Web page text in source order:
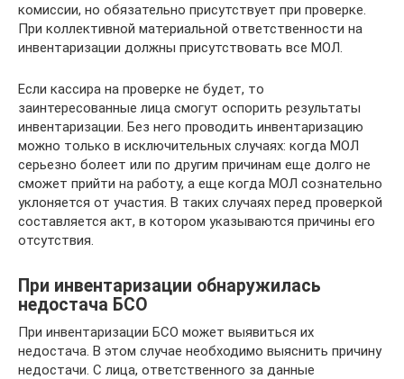
комиссии, но обязательно присутствует при проверке.
При коллективной материальной ответственности на
инвентаризации должны присутствовать все МОЛ.
Если кассира на проверке не будет, то
заинтересованные лица смогут оспорить результаты
инвентаризации. Без него проводить инвентаризацию
можно только в исключительных случаях: когда МОЛ
серьезно болеет или по другим причинам еще долго не
сможет прийти на работу, а еще когда МОЛ сознательно
уклоняется от участия. В таких случаях перед проверкой
составляется акт, в котором указываются причины его
отсутствия.
При инвентаризации обнаружилась
недостача БСО
При инвентаризации БСО может выявиться их
недостача. В этом случае необходимо выяснить причину
недостачи. С лица, ответственного за данные